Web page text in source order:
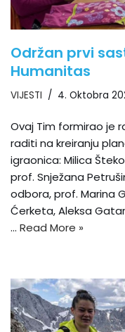
Održan prvi
Humanitas
VIJESTI 4. Oktobra
Ovaj Tim formirao je
raditi na kreiranju
igraonica: Milica
prof. Snježana
odbora, prof. Marina
Ćerketa, Aleksa
… Read More »